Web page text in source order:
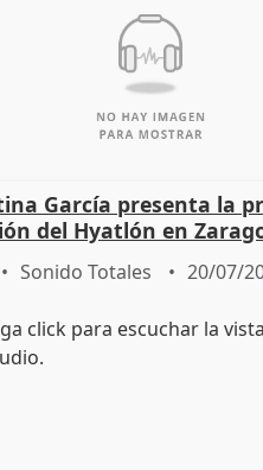
García presenta la
del Hyatlón en
Sonido Totales 20/07/